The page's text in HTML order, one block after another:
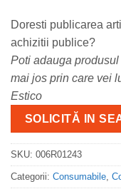
Doresti publicarea
achizitii publice?
Poti adauga
mai jos prin care vei
Estico
SOLICITĂ IN
SKU: 006R01243
Categorii: Consumabile,